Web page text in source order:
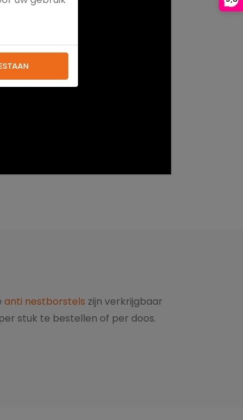
anti nestborstels zijn verkrijgbaar
stuk te bestellen of per doos.